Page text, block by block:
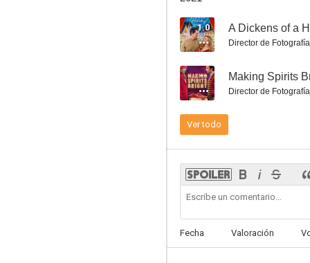
Una familia por Navidad
Perdida en la noche
6.0
1.0 A Dickens of a
Director de Fotografía
-- Making Spirits
Director de Fotografía
Ver todo
Fecha Valoración